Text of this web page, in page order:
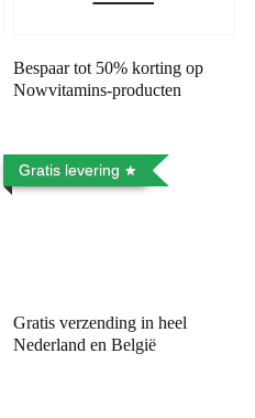
Bespaar tot 50% korting op
Nowvitamins-producten
Gratis levering
Gratis verzending in heel
Nederland en België